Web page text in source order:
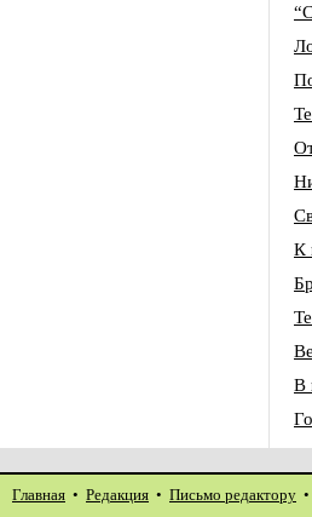
К
В
Главная • Редакция • Письмо редактору •